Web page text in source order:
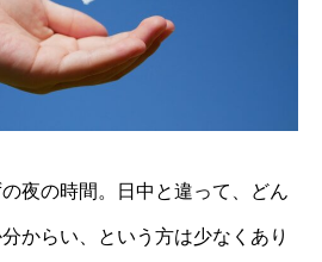
夜の時間。日中と違って、どん
からい、という方は少なくあり